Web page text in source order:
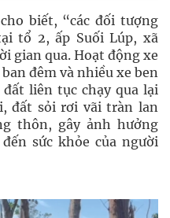
biết, “các đối tượng
tổ 2, ấp Suối Lúp, xã
gian qua. Hoạt động xe
đêm và nhiều xe ben
liên tục chạy qua lại
đất sỏi rơi vãi tràn lan
thôn, gây ảnh hưởng
sức khỏe của người